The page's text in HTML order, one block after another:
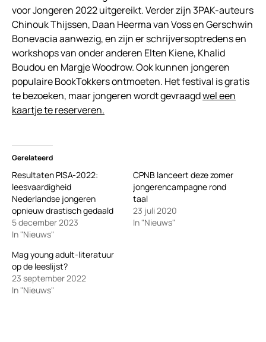
voor Jongeren 2022 uitgereikt. Verder zijn 3PAK-auteurs
Chinouk Thijssen, Daan Heerma van Voss en Gerschwin
Bonevacia aanwezig, en zijn er schrijversoptredens en
workshops van onder anderen Elten Kiene, Khalid
Boudou en Margje Woodrow. Ook kunnen jongeren
populaire BookTokkers ontmoeten. Het festival is gratis
te bezoeken, maar jongeren wordt gevraagdwel een
kaartje te reserveren.
Gerelateerd
Resultaten PISA-2022:
leesvaardigheid
Nederlandse jongeren
opnieuw drastisch gedaald
5 december 2023
In "Nieuws"
CPNB lanceert deze zomer
jongerencampagne rond
taal
23 juli 2020
In "Nieuws"
Mag young adult-literatuur
op de leeslijst?
23 september 2022
In "Nieuws"